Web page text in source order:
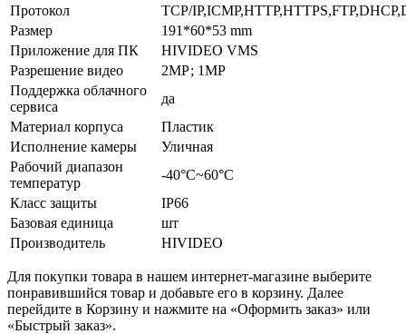
Протокол
TCP/
Размер
191*60*53 mm
Приложение для ПК
HIVIDEO VMS
Разрешение видео
2МР; 1МР
Поддержка облачного
сервиса
да
Материал корпуса
Пластик
Исполнение камеры
Уличная
Рабочий диапазон
температур
-40°С~60°С
Класс защиты
IP66
Базовая единица
шт
Производитель
HIVIDEO
Для покупки товара в нашем интернет-магазине выберите
понравившийся товар и добавьте его в корзину. Далее
перейдите в Корзину и нажмите на «Оформить заказ» или
«Быстрый заказ».